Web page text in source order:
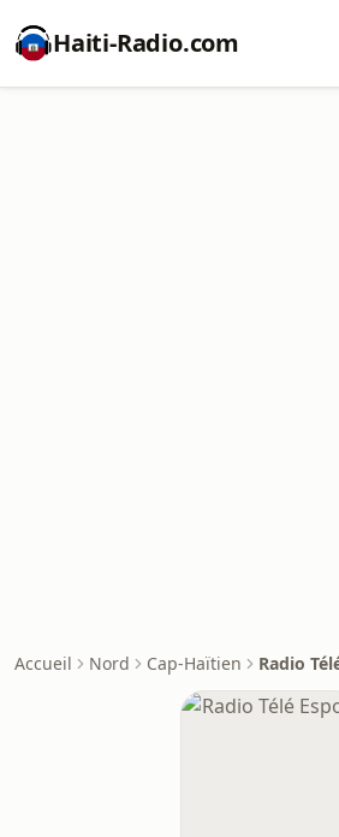
Haiti-Radio.com
Accueil Nord Cap-Haïtien Radio